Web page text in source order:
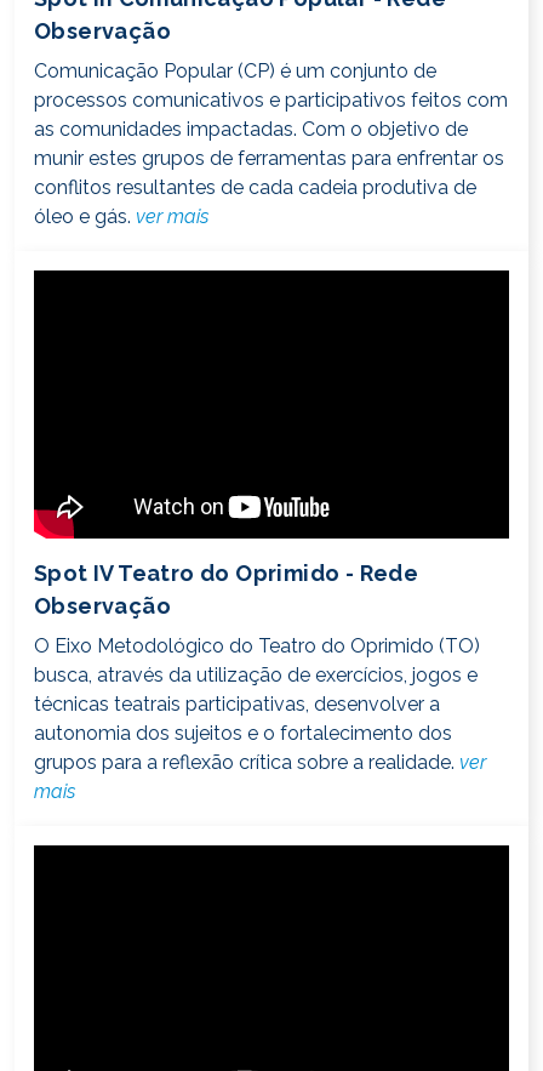
Observação
Comunicação Popular (CP) é um conjunto de
processos comunicativos e participativos feitos com
as comunidades impactadas. Com o objetivo de
munir estes grupos de ferramentas para enfrentar os
conflitos resultantes de cada cadeia produtiva de
óleo e gás. ver mais
Spot IV Teatro do Oprimido - Rede
Observação
O Eixo Metodológico do Teatro do Oprimido (TO)
busca, através da utilização de exercícios, jogos e
técnicas teatrais participativas, desenvolver a
autonomia dos sujeitos e o fortalecimento dos
grupos para a reflexão crítica sobre a realidade. ver
mais